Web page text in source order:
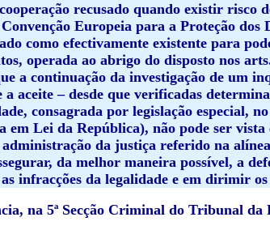
recusado quando existir risco
Europeia para a Proteção dos
como efectivamente existente para
operada ao abrigo do disposto nos
a continuação da investigação de um
aceite – desde que verificadas
consagrada por legislação especial,
em Lei da República), não pode ser
da justiça referido na
da melhor maneira possível, a
infracções da legalidade e em dirimir
na 5ª Secção Criminal do Tribunal da